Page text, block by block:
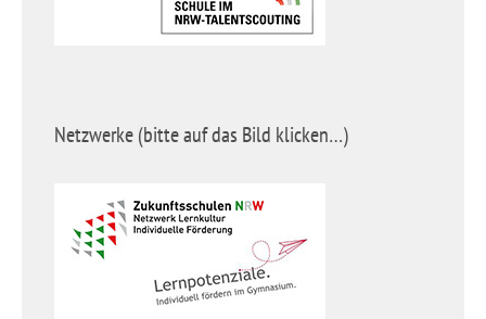
Netzwerke (bitte auf das Bild klicken…)